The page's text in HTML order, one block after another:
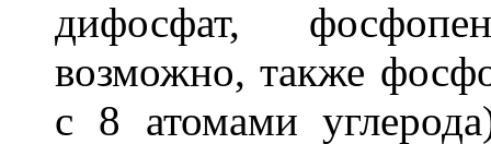
дифосфат,
возможно, также
с 8 атомами